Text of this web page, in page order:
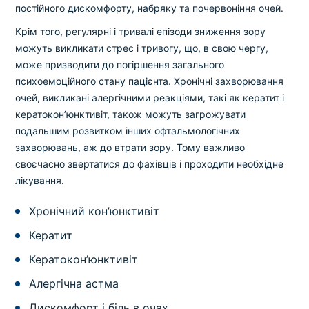
постійного дискомфорту, набряку та почервоніння очей.
Крім того, регулярні і тривалі епізоди зниження зору
можуть викликати стрес і тривогу, що, в свою чергу,
може призводити до погіршення загального
психоемоційного стану пацієнта. Хронічні захворювання
очей, викликані алергічними реакціями, такі як кератит і
кератокон’юнктивіт, також можуть загрожувати
подальшим розвитком інших офтальмологічних
захворювань, аж до втрати зору. Тому важливо
своєчасно звертатися до фахівців і проходити необхідне
лікування.
Хронічний кон’юнктивіт
Кератит
Кератокон’юнктивіт
Алергічна астма